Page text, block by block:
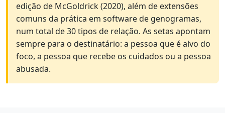
edição de McGoldrick (2020), além de extensões
comuns da prática em software de genogramas,
num total de 30 tipos de relação. As setas apontam
sempre para o destinatário: a pessoa que é alvo do
foco, a pessoa que recebe os cuidados ou a pessoa
abusada.